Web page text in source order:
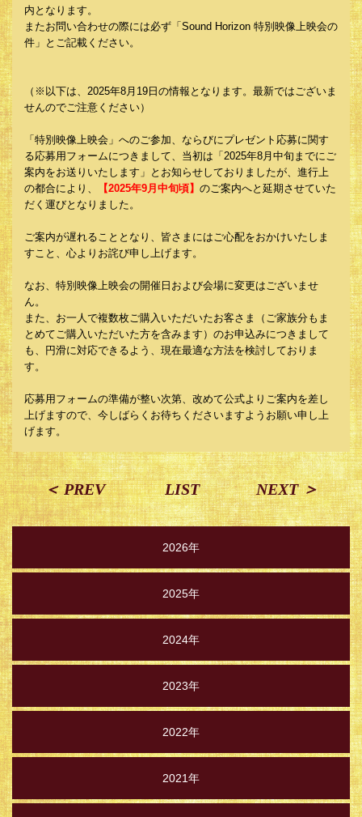
内となります。
またお問い合わせの際には必ず「Sound Horizon 特別映像上映会の
件」とご記載ください。
（※以下は、2025年8月19日の情報となります。最新ではございま
せんのでご注意ください）
「特別映像上映会」へのご参加、ならびにプレゼント応募に関す
る応募用フォームにつきまして、当初は「2025年8月中旬までにご
案内をお送りいたします」とお知らせしておりましたが、進行上
の都合により、
【2025年9月中旬頃】 のご案内へと延期させていた
だく運びとなりました。
ご案内が遅れることとなり、皆さまにはご心配をおかけいたしま
すこと、心よりお詫び申し上げます。
なお、特別映像上映会の開催日および会場に変更はございませ
ん。
また、お一人で複数枚ご購入いただいたお客さま（ご家族分もま
とめてご購入いただいた方を含みます）のお申込みにつきまして
も、円滑に対応できるよう、現在最適な方法を検討しておりま
す。
応募用フォームの準備が整い次第、改めて公式よりご案内を差し
上げますので、今しばらくお待ちくださいますようお願い申し上
げます。
＜ PREV LIST NEXT ＞
2026年
2025年
2024年
2023年
2022年
2021年